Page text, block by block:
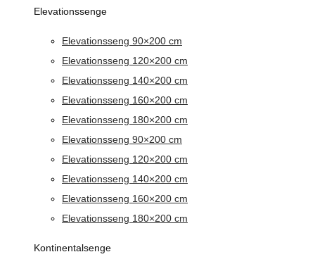
Elevationssenge
Elevationsseng 90×200 cm
Elevationsseng 120×200 cm
Elevationsseng 140×200 cm
Elevationsseng 160×200 cm
Elevationsseng 180×200 cm
Elevationsseng 90×200 cm
Elevationsseng 120×200 cm
Elevationsseng 140×200 cm
Elevationsseng 160×200 cm
Elevationsseng 180×200 cm
Kontinentalsenge